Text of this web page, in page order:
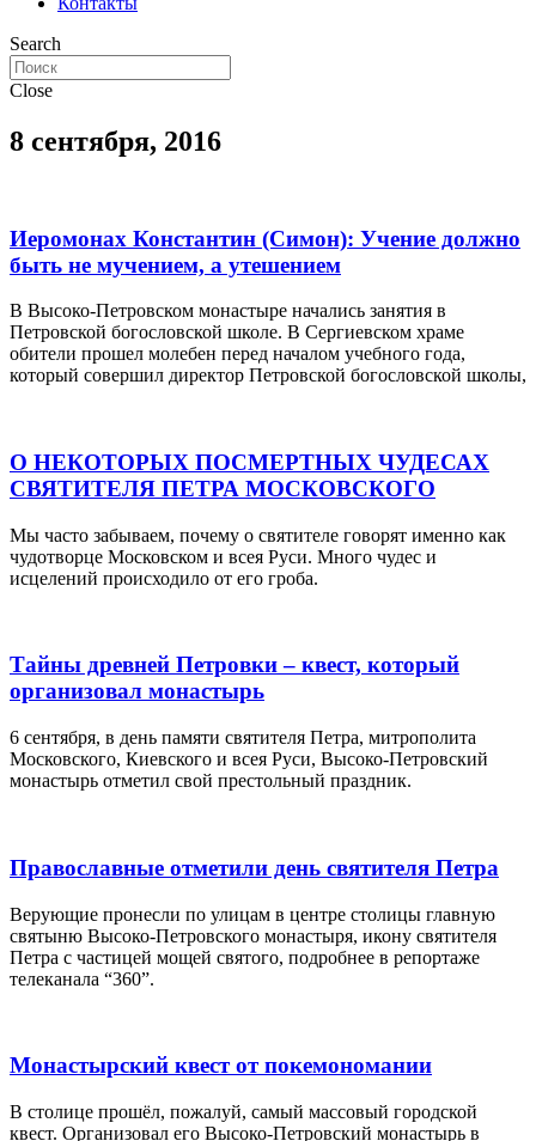
Search
Close
8 сентября, 2016
Иеромонах Константин (Симон): Учение должно
быть не мучением, а утешением
В Высоко-Петровском монастыре начались занятия в
Петровской богословской школе. В Сергиевском храме
обители прошел молебен перед началом учебного года,
который совершил директор Петровской богословской школы,
О НЕКОТОРЫХ ПОСМЕРТНЫХ ЧУДЕСАХ
СВЯТИТЕЛЯ ПЕТРА МОСКОВСКОГО
Мы часто забываем, почему о святителе говорят именно как
чудотворце Московском и всея Руси. Много чудес и
исцелений происходило от его гроба.
Тайны древней Петровки – квест, который
организовал монастырь
6 сентября, в день памяти святителя Петра, митрополита
Московского, Киевского и всея Руси, Высоко-Петровский
монастырь отметил свой престольный праздник.
Православные отметили день святителя Петра
Верующие пронесли по улицам в центре столицы главную
святыню Высоко-Петровского монастыря, икону святителя
Петра с частицей мощей святого, подробнее в репортаже
телеканала “360”.
Монастырский квест от покемономании
В столице прошёл, пожалуй, самый массовый городской
квест. Организовал его Высоко-Петровский монастырь в